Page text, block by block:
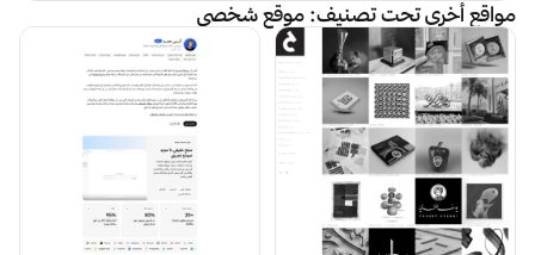
مواقع أخرى تحت تصنيف: موقع شخصي